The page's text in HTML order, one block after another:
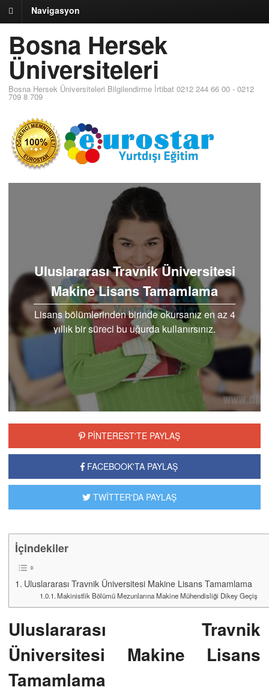
Navigasyon
Bosna Hersek
Üniversiteleri
Bosna Hersek Üniversiteleri Bilgilendirme İrtibat 0212 244 66 00 - 0212
709 8 709
Uluslararası Travnik Üniversitesi
Makine Lisans Tamamlama
Lisans bölümlerinden birinde okursanız en az 4
yıllık bir süreci bu uğurda kullanırsınız.
Uluslararası Travnik Üniversitesi makine lisans
tamamlama da..
PİNTEREST'TE PAYLAŞ
FACEBOOK'TA PAYLAŞ
TWİTTER'DA PAYLAŞ
İçindekiler
Uluslararası Travnik Üniversitesi Makine Lisans Tamamlama
Makinistlik Bölümü Mezunlarına Makine Mühendisliği Dikey Geçiş
Uluslararası Travnik
Üniversitesi Makine Lisans
Tamamlama